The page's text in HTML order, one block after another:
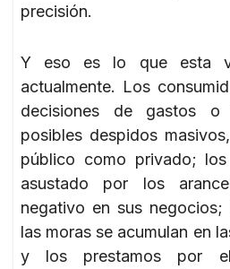
precisión.
Y eso es lo que esta
actualmente. Los
decisiones de gastos o
posibles despidos
público como privado; los
asustado por los
negativo en sus
las moras se acumulan en
y los prestamos por